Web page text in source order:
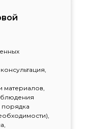
материалов,